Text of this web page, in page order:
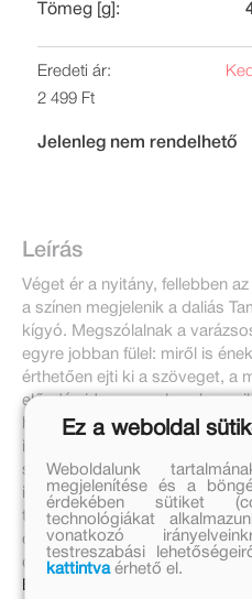
Tömeg [g]:
Eredeti ár:
2 499 Ft
Jelenleg nem rendelhető
Leírás
Véget ér a nyitány, fellebben
a színen megjelenik a daliás
kígyó. Megszólalnak a
egyre jobban fülel: miről is
érthetően ejti ki a szöveget, a
előadás idegen nyelven
halhatatlan operákat igazán
ismernie történetüket.
segíteni ez a könyv a kezdő
ismerkedő fiataloknak. Egy-
tetszik, mesében, ha úgy
operairodalom huszonkilenc
cselekményét.
Bővebben:
Ez a weboldal
Weboldalunk
megjelenítése és a
érdekében sütiket
technológiákat
vonatkozó
testreszabási
kattintvaérhető el.